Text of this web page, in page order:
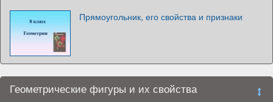
Прямоугольник, его свойства и признаки
Геометрические фигуры и их свойства